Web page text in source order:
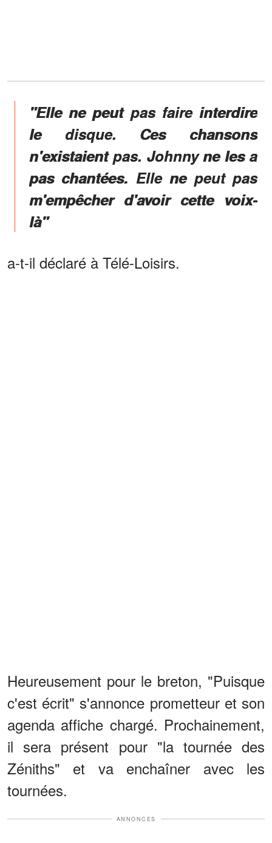
"Elle ne peut pas faire interdire
le disque. Ces chansons
n'existaient pas. Johnny ne les a
pas chantées. Elle ne peut pas
m'empêcher d'avoir cette voix-
là"
a-t-il déclaré à Télé-Loisirs.
Heureusement pour le breton, "Puisque
c'est écrit" s'annonce prometteur et son
agenda affiche chargé. Prochainement,
il sera présent pour "la tournée des
Zéniths" et va enchaîner avec les
tournées.
ANNONCES